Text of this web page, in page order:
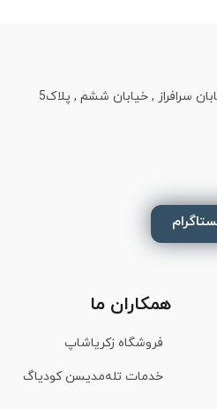
سرافراز , خیابان ششم , پلاک5
همکاران ما
فروشگاه زکریاشاپ
خدمات تله‌مدیسن کودیاگ